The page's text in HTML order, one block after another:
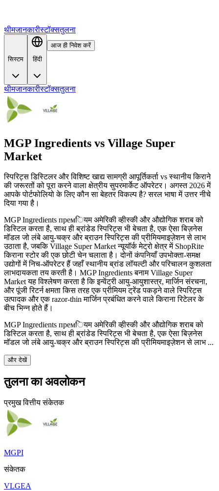
थीमजानकारीस्टॉक्सतुलना
सिस्टम हिंदी
आज ही निवेश करें
थीमजानकारीस्टॉक्सतुलना
MGP Ingredients vs Village Super
Market
स्पिरिट्स डिस्टिलर और विशिष्ट खाद्य सामग्री आपूर्तिकर्ता vs स्थानीय किराने
की जरूरतों को पूरा करने वाला क्षेत्रीय सुपरमार्केट ऑपरेटर। अगस्त 2026 में
आपके पोर्टफोलियो के लिए कौन सा बेहतर विकल्प है? सरल भाषा में उत्तर नीचे
दिया गया है।
MGP Ingredients премियम अमेरिकी व्हीस्की और औद्योगिक शराब को
डिस्टिल करता है, साथ ही ब्रांडेड स्पिरिट्स भी बेचता है, एक ऐसा बिज़नेस
मॉडल जो लंबे आयु-चक्र और ब्राउन स्पिरिट्स की प्रीमियमाइज़ेशन से लाभ
उठाता है, जबकि Village Super Market न्यूयॉर्क मेट्रो क्षेत्र में ShopRite
किराना स्टोर की एक छोटी चेन चलाता है। दोनों कंपनियाँ उपभोक्ता-समक्ष
उद्योगों में निच-ऑपरेटर हैं जहाँ स्थानीय ब्रांड लॉयल्टी और परिचालन कुशलता
लाभदायकता तय करती है। MGP Ingredients बनाम Village Super
Market यह विश्लेषण करता है कि इन्वेंट्री आयु-आयुशास्त्र, मार्जिन संरचना,
और पूंजी रिटर्न क्षमता किस तरह एक प्रीमियम ट्रेंड पकड़ने वाले स्पिरिट्स
उत्पादक और एक razor-thin मार्जिन प्रबंधित करने वाले किराना रिटेलर के
बीच भिन्न होते हैं।
MGP Ingredients премियम अमेरिकी व्हीस्की और औद्योगिक शराब को
डिस्टिल करता है, साथ ही ब्रांडेड स्पिरिट्स भी बेचता है, एक ऐसा बिज़नेस
मॉडल जो लंबे आयु-चक्र और ब्राउन स्पिरिट्स की प्रीमियमाइज़ेशन से लाभ ...
और देखें
तुलना का अवलोकन
प्रमुख वित्तीय संकेतक
MGPI
संकेतक
VLGEA